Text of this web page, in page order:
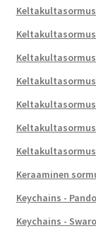
Keraaminen
Keychains -
Keychains -